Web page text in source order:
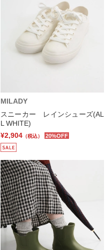
MILADY
スニーカー レインシューズ(AL
L WHITE)
¥2,904 （税込） 20%OFF